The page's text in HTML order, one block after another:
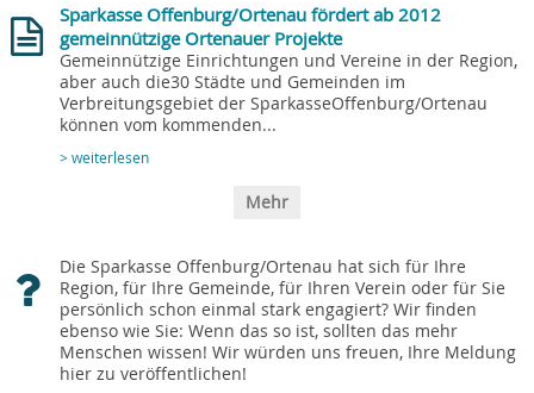
Sparkasse Offenburg/Ortenau fördert ab 2012
gemeinnützige Ortenauer Projekte
Gemeinnützige Einrichtungen und Vereine in der Region,
aber auch die30 Städte und Gemeinden im
Verbreitungsgebiet der SparkasseOffenburg/Ortenau
können vom kommenden...
> weiterlesen
Mehr
Die Sparkasse Offenburg/Ortenau hat sich für Ihre
Region, für Ihre Gemeinde, für Ihren Verein oder für Sie
persönlich schon einmal stark engagiert? Wir finden
ebenso wie Sie: Wenn das so ist, sollten das mehr
Menschen wissen! Wir würden uns freuen, Ihre Meldung
hier zu veröffentlichen!